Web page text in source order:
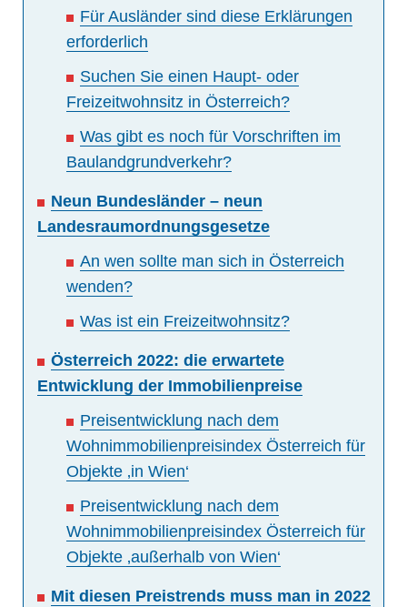
Für Ausländer sind diese Erklärungen
erforderlich
Suchen Sie einen Haupt- oder
Freizeitwohnsitz in Österreich?
Was gibt es noch für Vorschriften im
Baulandgrundverkehr?
Neun Bundesländer – neun
Landesraumordnungsgesetze
An wen sollte man sich in Österreich
wenden?
Was ist ein Freizeitwohnsitz?
Österreich 2022: die erwartete
Entwicklung der Immobilienpreise
Preisentwicklung nach dem
Wohnimmobilienpreisindex Österreich für
Objekte ‚in Wien‘
Preisentwicklung nach dem
Wohnimmobilienpreisindex Österreich für
Objekte ‚außerhalb von Wien‘
Mit diesen Preistrends muss man in 2022